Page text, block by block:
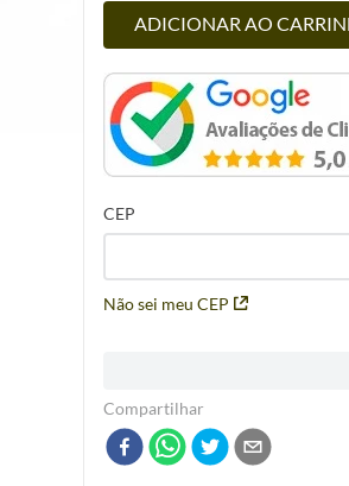
ADICIONAR AO
CEP
Não sei meu CEP
Compartilhar